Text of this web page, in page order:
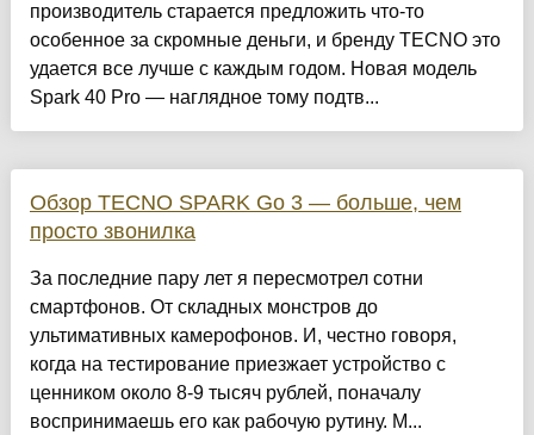
производитель старается предложить что-то
особенное за скромные деньги, и бренду TECNO это
удается все лучше с каждым годом. Новая модель
Spark 40 Pro — наглядное тому подтв...
Обзор TECNO SPARK Go 3 — больше, чем
просто звонилка
За последние пару лет я пересмотрел сотни
смартфонов. От складных монстров до
ультимативных камерофонов. И, честно говоря,
когда на тестирование приезжает устройство с
ценником около 8-9 тысяч рублей, поначалу
воспринимаешь его как рабочую рутину. М...